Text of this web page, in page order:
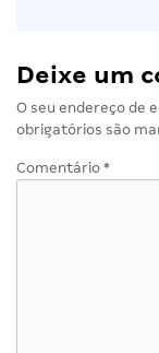
Deixe um
O seu endereço de
obrigatórios são
Comentário *